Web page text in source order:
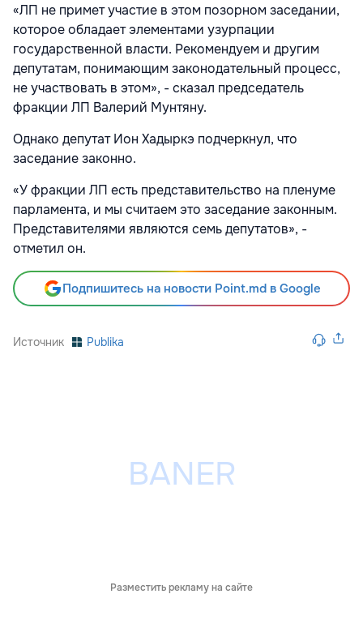
«ЛП не примет участие в этом позорном заседании,
которое обладает элементами узурпации
государственной власти. Рекомендуем и другим
депутатам, понимающим законодательный процесс,
не участвовать в этом», - сказал председатель
фракции ЛП Валерий Мунтяну.
Однако депутат Ион Хадыркэ подчеркнул, что
заседание законно.
«У фракции ЛП есть представительство на пленуме
парламента, и мы считаем это заседание законным.
Представителями являются семь депутатов», -
отметил он.
Подпишитесь на новости Point.md в Google
Источник Publika
Разместить рекламу на сайте